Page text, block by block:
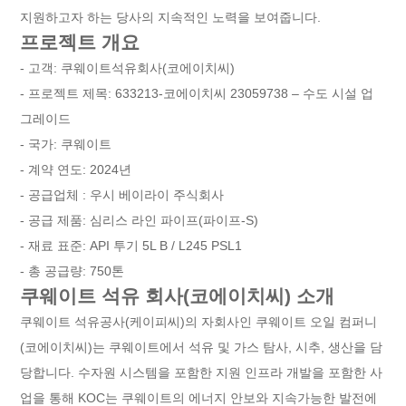
지원하고자 하는 당사의 지속적인 노력을 보여줍니다.
프로젝트 개요
- 고객: 쿠웨이트석유회사(코에이치씨)
- 프로젝트 제목: 633213-코에이치씨 23059738 – 수도 시설 업
그레이드
- 국가: 쿠웨이트
- 계약 연도: 2024년
- 공급업체 : 우시 베이라이 주식회사
- 공급 제품: 심리스 라인 파이프(파이프-S)
- 재료 표준: API 투기 5L B / L245 PSL1
- 총 공급량: 750톤
쿠웨이트 석유 회사(코에이치씨) 소개
쿠웨이트 석유공사(케이피씨)의 자회사인 쿠웨이트 오일 컴퍼니
(코에이치씨)는 쿠웨이트에서 석유 및 가스 탐사, 시추, 생산을 담
당합니다. 수자원 시스템을 포함한 지원 인프라 개발을 포함한 사
업을 통해 KOC는 쿠웨이트의 에너지 안보와 지속가능한 발전에